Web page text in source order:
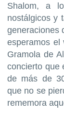
Shalom, a
nostálgicos y
generaciones
esperamos el
Gramola de
concierto que
de más de
que no se
rememora